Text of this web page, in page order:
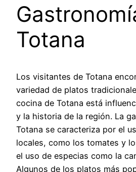
Totana
Los visitantes de Totana
variedad de platos
cocina de Totana está
y la historia de la región. La
Totana se caracteriza por el
locales, como los tomates y
el uso de especias como la
Algunos de los platos más